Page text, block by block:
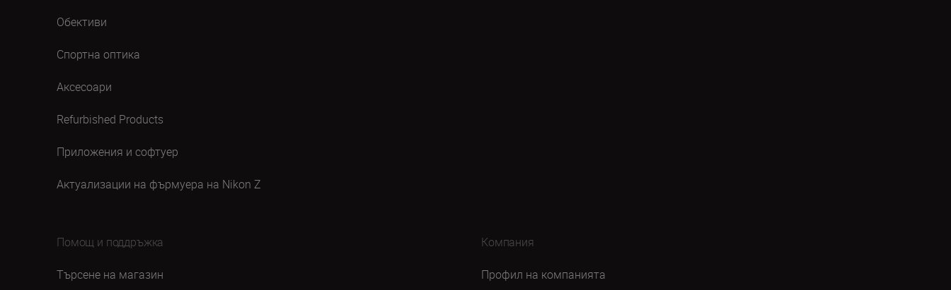
Обективи
Спортна оптика
Аксесоари
Refurbished Products
Приложения и софтуер
Актуализации на фърмуера на Nikon Z
Помощ и поддръжка
Търсене на магазин
Компания
Профил на компанията